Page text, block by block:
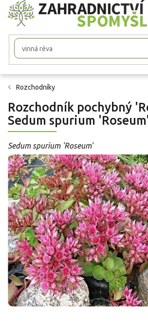
Přejít
na
obsah
Rozchodníky
Rozchodník pochybný
Sedum spurium 'Roseum'
Sedum spurium 'Roseum'